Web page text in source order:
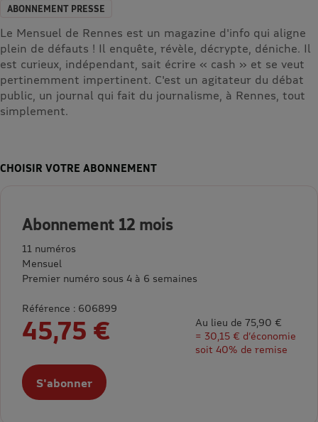
ABONNEMENT PRESSE
Le Mensuel de Rennes est un magazine d'info qui aligne
plein de défauts ! Il enquête, révèle, décrypte, déniche. Il
est curieux, indépendant, sait écrire « cash » et se veut
pertinemment impertinent. C'est un agitateur du débat
public, un journal qui fait du journalisme, à Rennes, tout
simplement.
CHOISIR VOTRE ABONNEMENT
Abonnement 12 mois
11 numéros
Mensuel
Premier numéro sous 4 à 6 semaines
Référence : 606899
45,75 €
Au lieu de 75,90 €
= 30,15 € d’économie
soit 40% de remise
S'abonner